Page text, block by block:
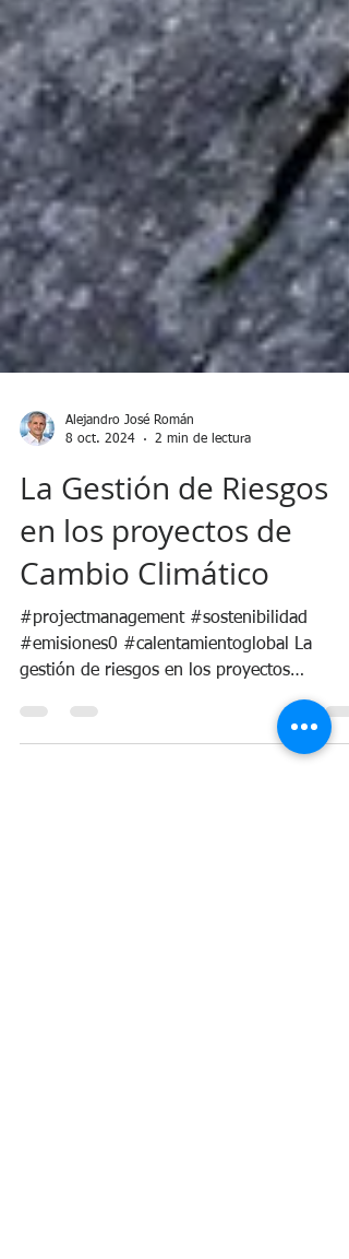
Alejandro José Román
8 oct. 2024
2 min de lectura
La Gestión de Riesgos
en los proyectos de
Cambio Climático
#projectmanagement #sostenibilidad
#emisiones0 #calentamientoglobal La